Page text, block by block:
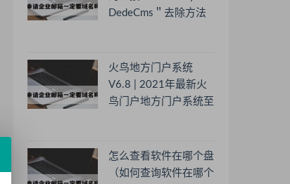
DedeCms＂去除方法
火鸟地方门户系统
V6.8 | 2021年最新火
鸟门户地方门户系统至
怎么查看软件在哪个盘
（如何查询软件在哪个